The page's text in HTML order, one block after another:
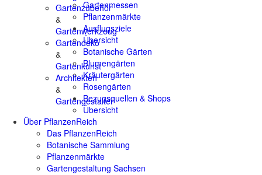
Gartenzubehör
&
Gartenwerkzeug
Gartendeko
&
Gartenkunst
Architekten
&
Gartengestalter
Gartenmessen
Pflanzenmärkte
Ausflugsziele
Übersicht
Botanische Gärten
Blumengärten
Kräutergärten
Rosengärten
Bezugsquellen & Shops
Übersicht
Über PflanzenReich
Das PflanzenReich
Botanische Sammlung
Pflanzenmärkte
Gartengestaltung Sachsen